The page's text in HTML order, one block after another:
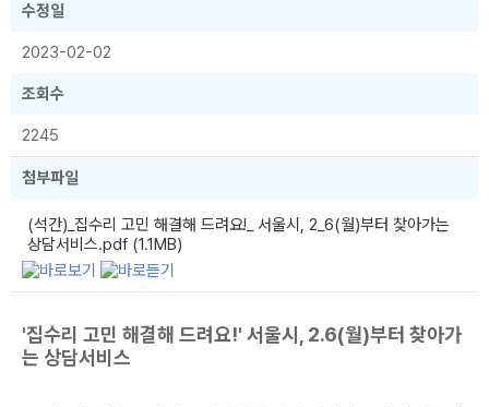
수정일
2023-02-02
조회수
2245
첨부파일
(석간)_집수리 고민 해결해 드려요!_ 서울시, 2_6(월)부터 찾아가는
상담서비스.pdf (1.1MB)
'집수리 고민 해결해 드려요!' 서울시, 2.6(월)부터 찾아가
는 상담서비스